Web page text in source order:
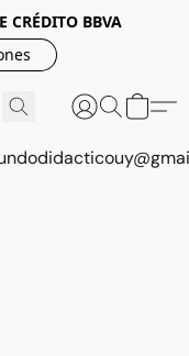
CRÉDITO BBVA